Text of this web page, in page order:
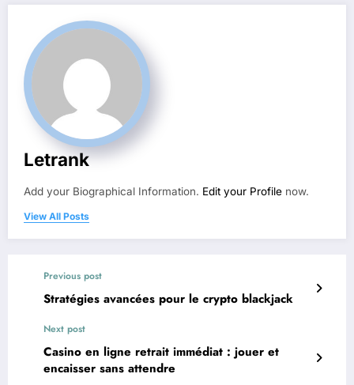
Letrank
Add your Biographical Information. Edit your Profile now.
View All Posts
Previous post
Stratégies avancées pour le crypto blackjack
Next post
Casino en ligne retrait immédiat : jouer et
encaisser sans attendre